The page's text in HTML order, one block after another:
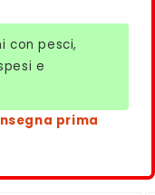
con pesci,
e
prima